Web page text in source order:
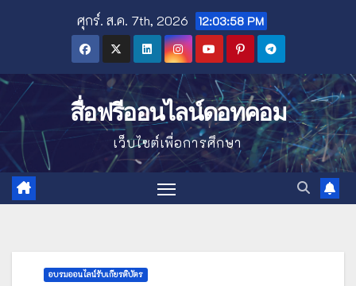
ศุกร์. ส.ค. 7th, 2026 12:03:59 PM
สื่อฟรีออนไลน์ดอทคอม
เว็บไซต์เพื่อการศึกษา
อบรมออนไลน์รับเกียรติบัตร